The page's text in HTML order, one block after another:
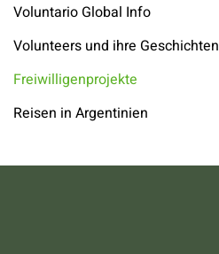
Voluntario Global Info
Volunteers und ihre Geschichten
Freiwilligenprojekte
Reisen in Argentinien